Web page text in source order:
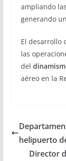
ampliando las
generando
El desarrollo
las
del
aéreo en la
helipuerto
Director